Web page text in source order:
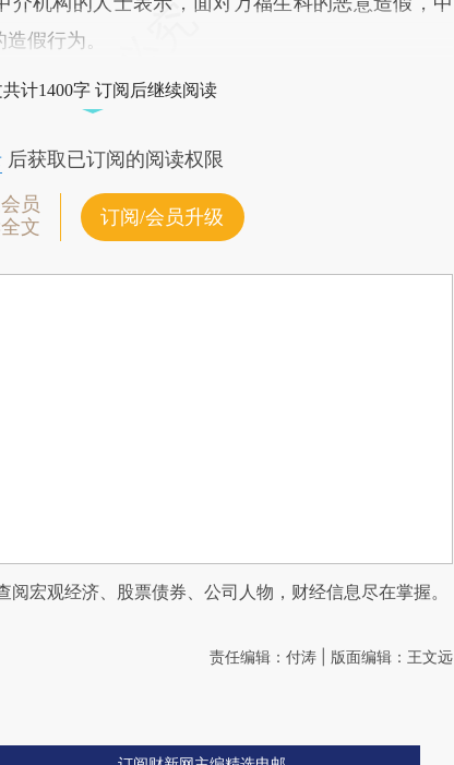
假行为。
计1400字 订阅后继续阅读
后获取已订阅的阅读权限
员
文
订阅/会员升级
阅宏观经济、股票债券、公司人物，财经信息尽在掌握。
责任编辑：付涛 | 版面编辑：王文远